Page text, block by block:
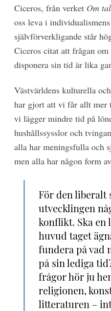
Ciceros, från verket Om
oss leva i
självförverkligande står
Ciceros citat att frågan
disponera sin tid är lika
Västvärldens kulturella
har gjort att vi får allt mer
vi lägger mindre tid på
hushållssysslor och
alla har meningsfulla och
men alla har någon form
För den liberalt
utvecklingen
konflikt. Ska en
huvud taget
fundera på vad
på sin lediga
frågor hör ju
religionen,
litteraturen –